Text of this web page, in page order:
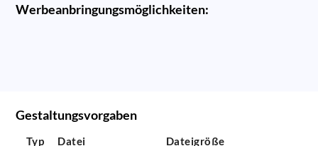
Werbeanbringungsmöglichkeiten:
Gestaltungsvorgaben
Typ Datei Dateigröße